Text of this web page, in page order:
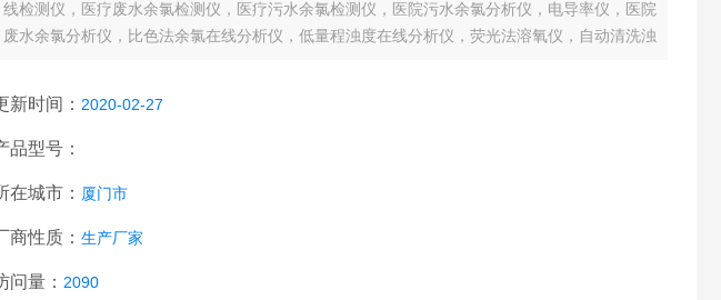
线检测仪，医疗废水余氯检测仪，医疗污水余氯检测仪，医院污水余氯分析仪，电导率仪，医院
废水余氯分析仪，比色法余氯在线分析仪，低量程浊度在线分析仪，荧光法溶氧仪，自动清洗浊
新时间： 2020-02-27
品型号：
在城市： 厦门市
商性质： 生产厂家
问量： 2090